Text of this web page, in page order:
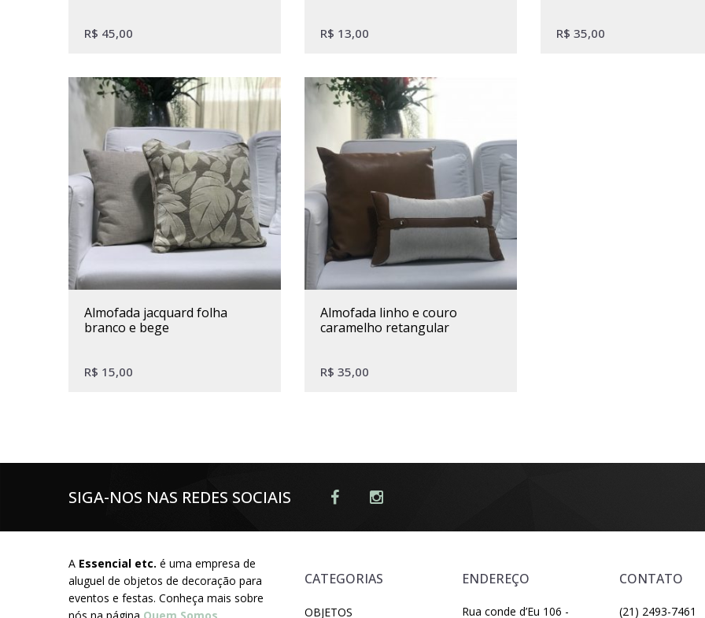
R$ 45,00 R$ 13,00 R$ 35,00
almofada jacquard folha
branco e bege
R$ 15,00
almofada linho e couro
caramelho retangular
R$ 35,00
SIGA-NOS NAS REDES SOCIAIS
A Essencial etc. é uma empresa de
aluguel de objetos de decoração para
eventos e festas. Conheça mais sobre
nós na página Quem Somos
CATEGORIAS
OBJETOS
ENDEREÇO
Rua conde d’Eu 106 -
CONTATO
(21) 2493-7461